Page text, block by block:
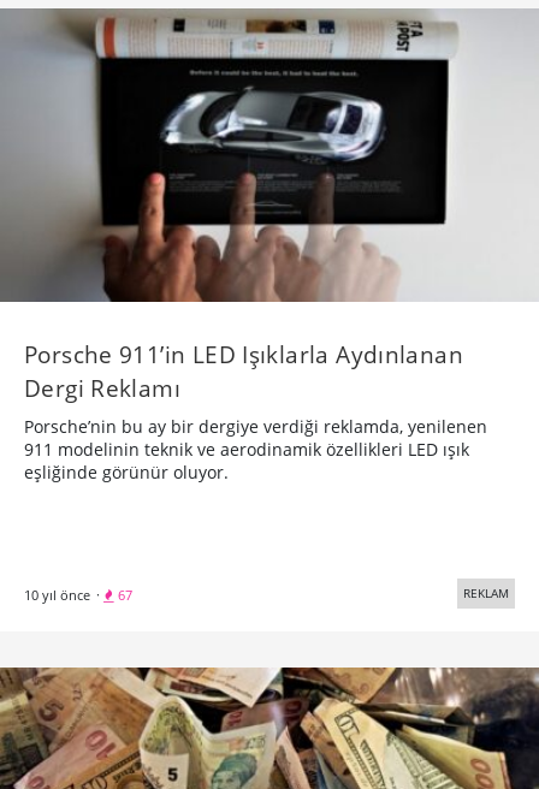
Porsche 911’in LED Işıklarla Aydınlanan
Dergi Reklamı
Porsche’nin bu ay bir dergiye verdiği reklamda, yenilenen
911 modelinin teknik ve aerodinamik özellikleri LED ışık
eşliğinde görünür oluyor.
10 yıl önce · 67 REKLAM